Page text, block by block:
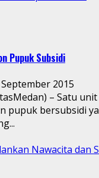
Pupuk Subsidi
2015
– Satu
pupuk bersubsidi
Nawacita dan